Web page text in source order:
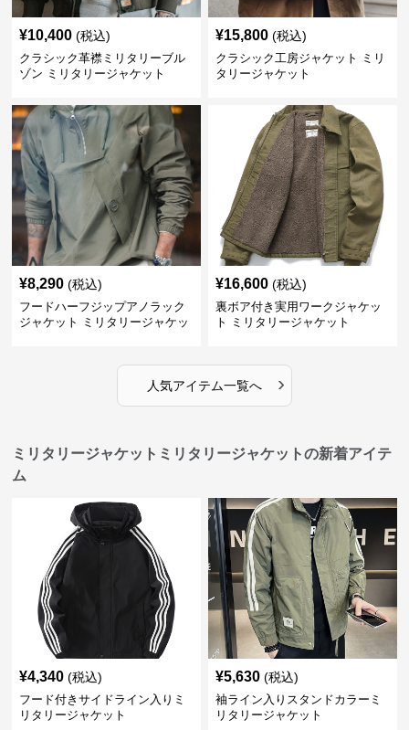
¥10,400 (税込)
クラシック革襟ミリタリーブル
ゾン ミリタリージャケット
¥15,800 (税込)
クラシック工房ジャケット ミリ
タリージャケット
¥8,290 (税込)
フードハーフジップアノラック
ジャケット ミリタリージャケッ
¥16,600 (税込)
裏ボア付き実用ワークジャケッ
ト ミリタリージャケット
人気アイテム一覧へ ›
ミリタリージャケットミリタリージャケットの新着アイテ
ム
¥4,340 (税込)
フード付きサイドライン入りミ
リタリージャケット
¥5,630 (税込)
袖ライン入りスタンドカラーミ
リタリージャケット